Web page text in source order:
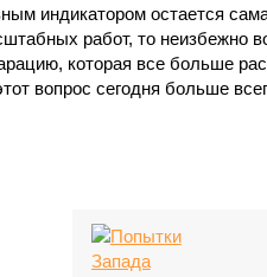
индикатором остается
работ, то неизбежно
которая все больше
вопрос сегодня больше